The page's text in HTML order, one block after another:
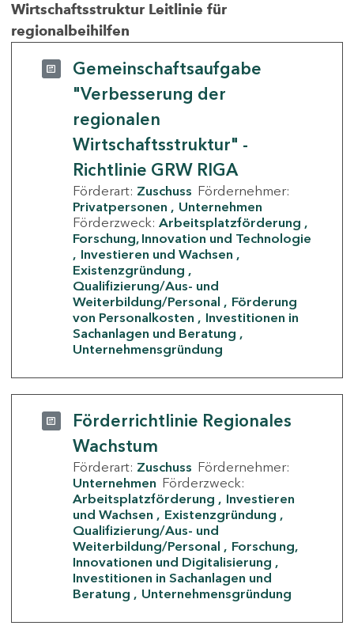
Wirtschaftsstruktur Leitlinie für
regionalbeihilfen
Gemeinschaftsaufgabe
"Verbesserung der
regionalen
Wirtschaftsstruktur" -
Richtlinie GRW RIGA
Förderart: Zuschuss Fördernehmer:
Privatpersonen
Unternehmen
Förderzweck: Arbeitsplatzförderung
Forschung, Innovation und Technologie
Investieren und Wachsen
Existenzgründung
Qualifizierung/Aus- und
Weiterbildung/Personal
Förderung
von Personalkosten
Investitionen in
Sachanlagen und Beratung
Unternehmensgründung
Förderrichtlinie Regionales
Wachstum
Förderart: Zuschuss Fördernehmer:
Unternehmen Förderzweck:
Arbeitsplatzförderung
Investieren
und Wachsen
Existenzgründung
Qualifizierung/Aus- und
Weiterbildung/Personal
Forschung,
Innovationen und Digitalisierung
Investitionen in Sachanlagen und
Beratung
Unternehmensgründung